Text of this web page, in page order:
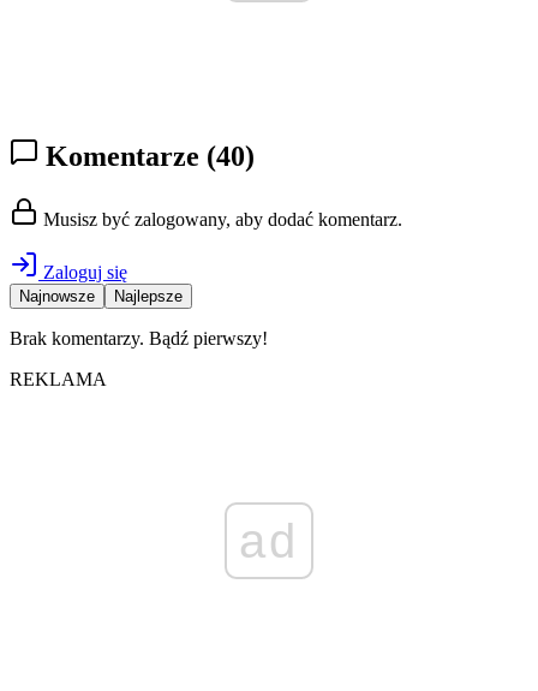
Komentarze (40)
Musisz być zalogowany, aby dodać komentarz.
Zaloguj się
Najnowsze Najlepsze
Brak komentarzy. Bądź pierwszy!
REKLAMA
ad